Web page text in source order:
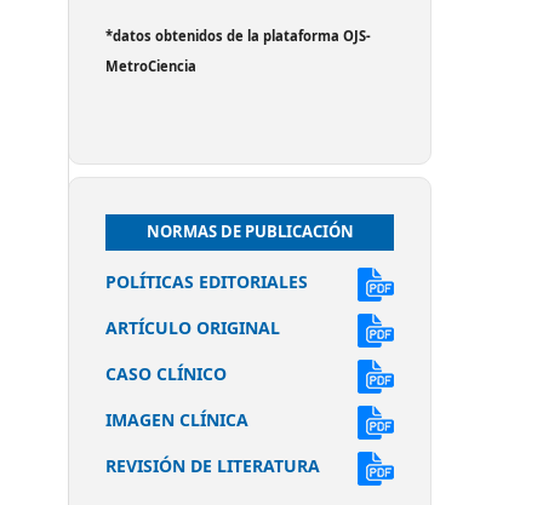
*datos obtenidos de la plataforma OJS-
MetroCiencia
NORMAS DE PUBLICACIÓN
POLÍTICAS EDITORIALES
ARTÍCULO ORIGINAL
CASO CLÍNICO
IMAGEN CLÍNICA
REVISIÓN DE LITERATURA